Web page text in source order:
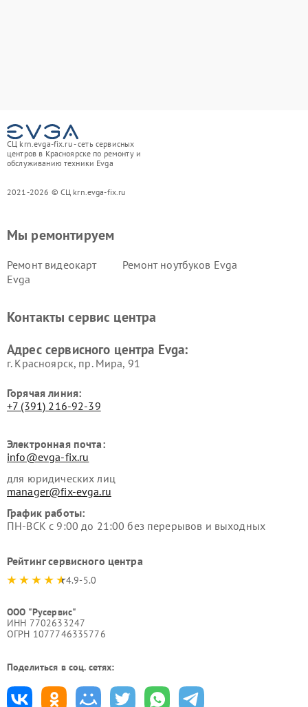
СЦ krn.evga-fix.ru - сеть сервисных
центров в Красноярске по ремонту и
обслуживанию техники Evga
2021-2026 © СЦ krn.evga-fix.ru
Мы ремонтируем
Ремонт видеокарт
Evga
Ремонт ноутбуков Evga
Контакты сервис центра
Адрес сервисного центра Evga:
г. Красноярск, ​пр. Мира, 91
Горячая линия:
+7 (391) 216-92-39
Электронная почта:
info@evga-fix.ru
для юридических лиц
manager@fix-evga.ru
График работы:
ПН-ВСК с 9:00 до 21:00 без перерывов и выходных
Рейтинг сервисного центра
4.9-5.0
ООО "Русервис"
ИНН 7702633247
ОГРН 1077746335776
Поделиться в соц. сетях: